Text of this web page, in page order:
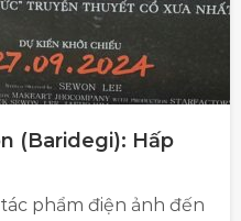
(Baridegi): Hấp
phẩm điện ảnh đến